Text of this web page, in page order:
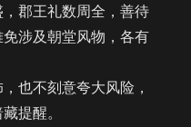
郡王礼数周全，善待
涉及朝堂风物，各有
也不刻意夸大风险，
提醒。